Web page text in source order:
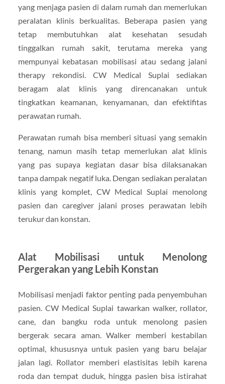
yang menjaga pasien di dalam rumah dan memerlukan
peralatan klinis berkualitas. Beberapa pasien yang
tetap membutuhkan alat kesehatan sesudah
tinggalkan rumah sakit, terutama mereka yang
mempunyai kebatasan mobilisasi atau sedang jalani
therapy rekondisi. CW Medical Suplai sediakan
beragam alat klinis yang direncanakan untuk
tingkatkan keamanan, kenyamanan, dan efektifitas
perawatan rumah.
Perawatan rumah bisa memberi situasi yang semakin
tenang, namun masih tetap memerlukan alat klinis
yang pas supaya kegiatan dasar bisa dilaksanakan
tanpa dampak negatif luka. Dengan sediakan peralatan
klinis yang komplet, CW Medical Suplai menolong
pasien dan caregiver jalani proses perawatan lebih
terukur dan konstan.
Alat Mobilisasi untuk Menolong
Pergerakan yang Lebih Konstan
Mobilisasi menjadi faktor penting pada penyembuhan
pasien. CW Medical Suplai tawarkan walker, rollator,
cane, dan bangku roda untuk menolong pasien
bergerak secara aman. Walker memberi kestabilan
optimal, khususnya untuk pasien yang baru belajar
jalan lagi. Rollator memberi elastisitas lebih karena
roda dan tempat duduk, hingga pasien bisa istirahat